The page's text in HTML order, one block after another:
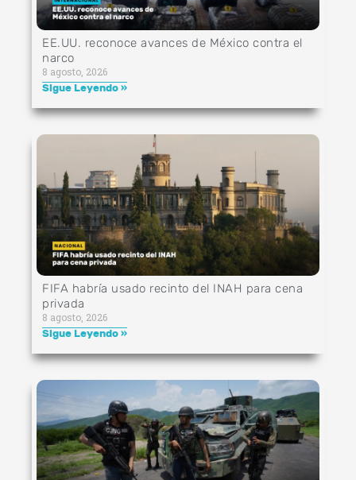
EE.UU. reconoce avances de México contra el
narco
8 agosto, 2026
Sigue Leyendo »
FIFA habría usado recinto del INAH para cena
privada
8 agosto, 2026
Sigue Leyendo »